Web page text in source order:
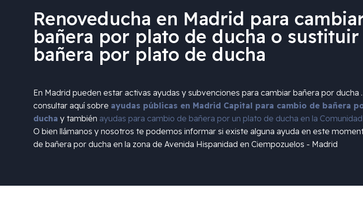
Renoveducha en Madrid para
bañera por plato de ducha o sustituir
bañera por plato de ducha
En Madrid pueden estar activas ayudas y subvenciones para cambiar bañera por ducha
consultar aquí sobre ayudas públicas en Madrid Capital para cambio de bañera
ducha y también ayudas para cambio de bañera por un plato de ducha en la
O bien llámanos y nosotros te podemos informar si existe alguna ayuda en este
de bañera por ducha en la zona deAvenida Hispanidad en Ciempozuelos - Madrid